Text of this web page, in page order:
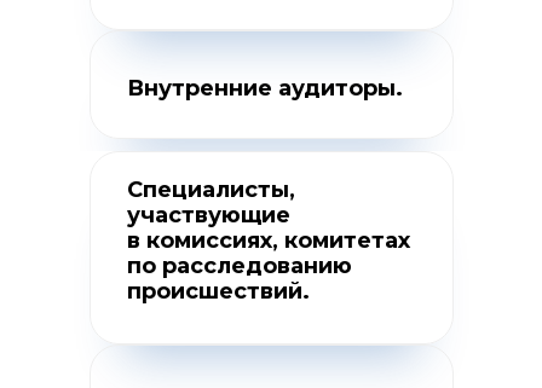
Внутренние аудиторы.
Специалисты,
участвующие
в комиссиях, комитетах
по расследованию
происшествий.